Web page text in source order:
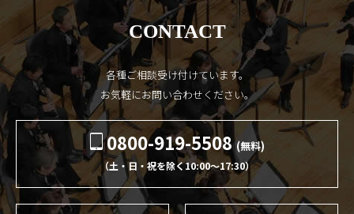
CONTACT
各種ご相談受け付けています。
お気軽にお問い合わせください。
0800-919-5508 (無料)
（土・日・祝を除く10:00〜17:30）